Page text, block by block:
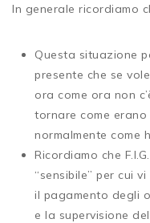
In generale ricordiamo
Questa situazione
presente che se
ora come ora non
tornare come erano
normalmente come
Ricordiamo che
“sensibile” per cui
il pagamento degli
e la supervisione